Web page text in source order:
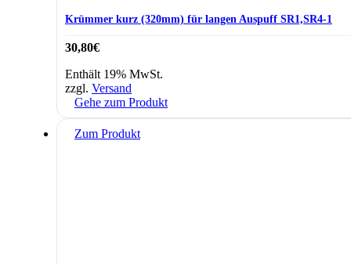
Krümmer kurz (320mm) für langen Auspuff SR1,SR4-1
30,80€
Enthält 19% MwSt.
zzgl. Versand
Gehe zum Produkt
Zum Produkt